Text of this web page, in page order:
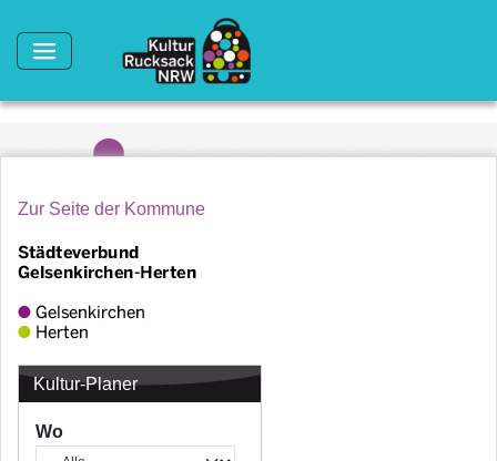
Zur Seite der Kommune
Kultur-Planer
Wo